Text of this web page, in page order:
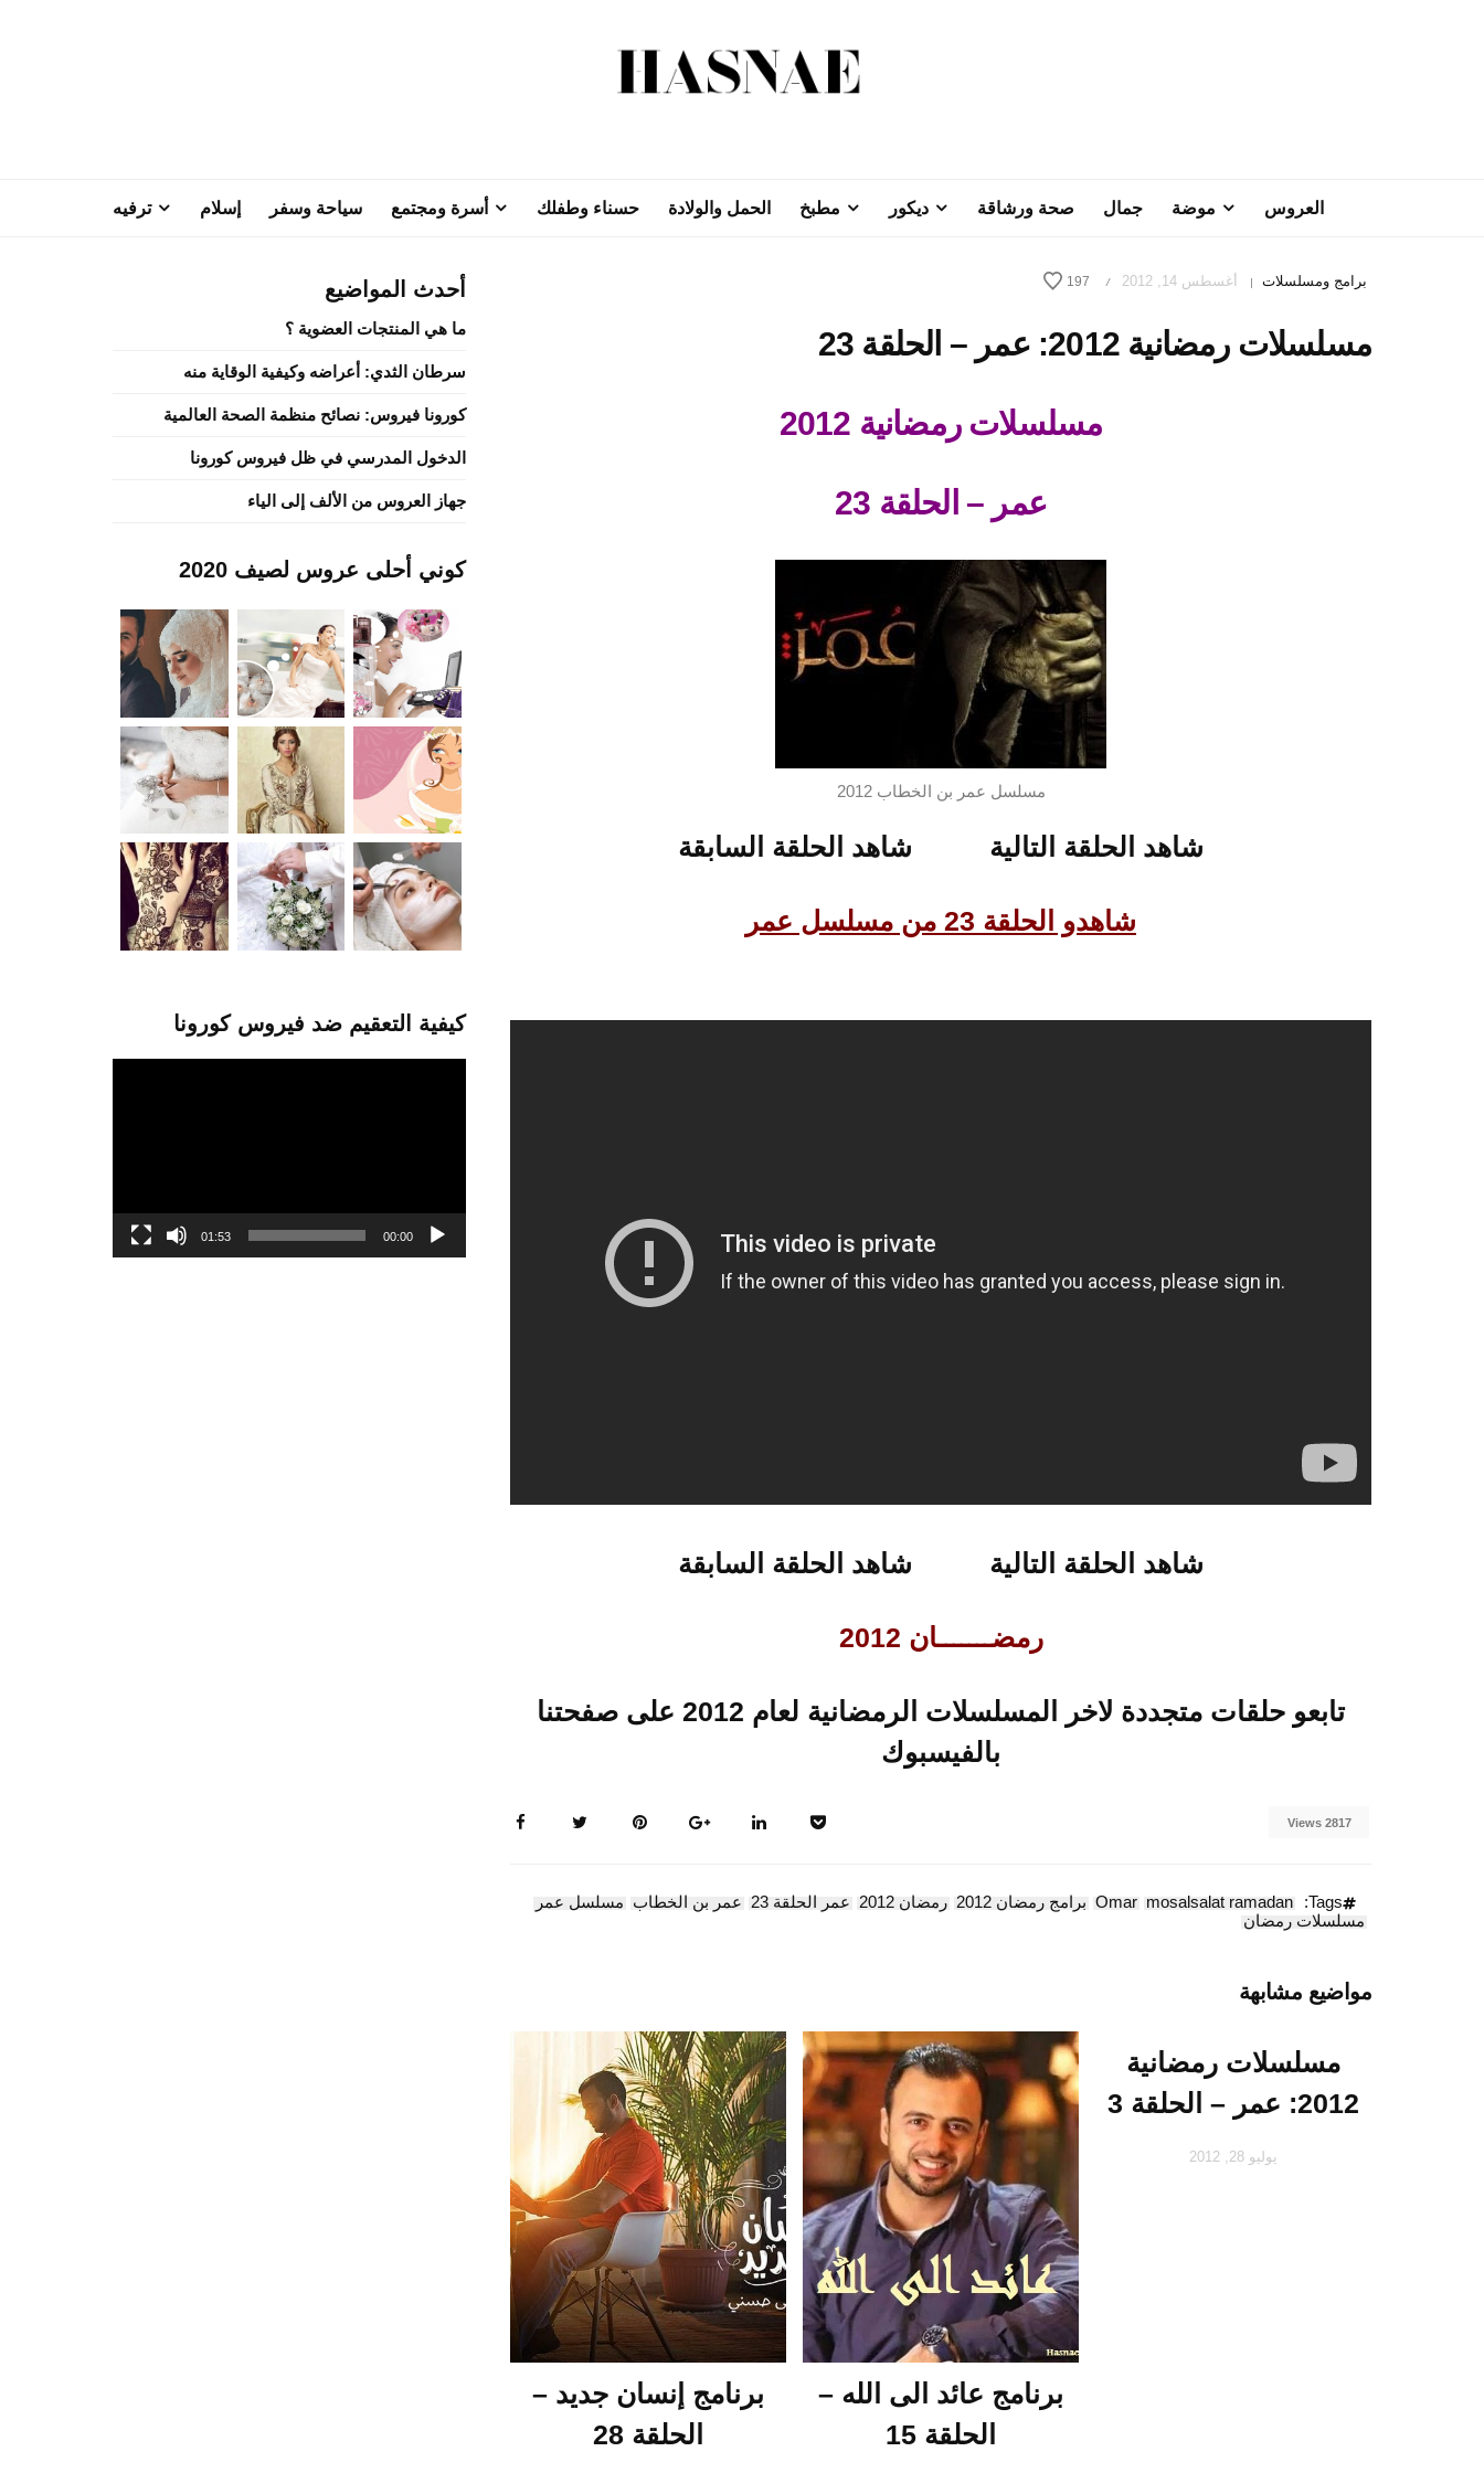
العروس موضة جمال صحة ورشاقة ديكور مطبخ الحمل والولادة حسناء وطفلك أسرة ومجتمع سياحة وسفر إسلام ترفيه
برامج ومسلسلات | أغسطس 14, 2012 /
197
مسلسلات رمضانية 2012: عمر – الحلقة 23
مسلسلات رمضانية 2012
عمر – الحلقة 23
مسلسل عمر بن الخطاب 2012
شاهدو الحلقة 23 من مسلسل عمر
شاهد الحلقة التالية شاهد الحلقة السابقة
شاهد الحلقة التالية شاهد الحلقة السابقة
رمضـــــــان 2012
تابعو حلقات متجددة لاخر المسلسلات الرمضانية لعام 2012 على صفحتنا
بالفيسبوك
2817 Views
Tags:
mosalsalat ramadan
Omar برامج رمضان 2012 رمضان 2012 عمر الحلقة 23 عمر بن الخطاب مسلسل عمر
مسلسلات رمضان
مواضيع مشابهة
برنامج إنسان جديد –
الحلقة 28
برنامج عائد الى الله –
الحلقة 15
مسلسلات رمضانية
2012: عمر – الحلقة 3
يوليو 28, 2012
أحدث المواضيع
ما هي المنتجات العضوية ؟
سرطان الثدي: أعراضه وكيفية الوقاية منه
كورونا فيروس: نصائح منظمة الصحة العالمية
الدخول المدرسي في ظل فيروس كورونا
جهاز العروس من الألف إلى الياء
كوني أحلى عروس لصيف 2020
كيفية التعقيم ضد فيروس كورونا
00:00
01:53